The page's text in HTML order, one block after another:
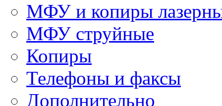
МФУ и копиры
МФУ струйные
Копиры
Телефоны и факсы
Дополнительно